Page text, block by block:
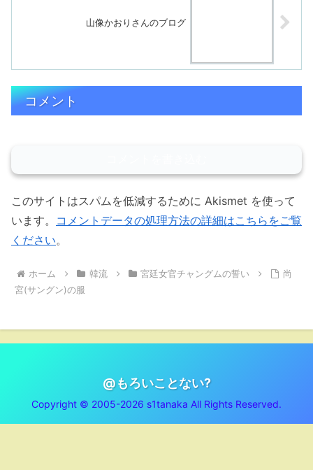
山像かおりさんのブログ
コメント
このサイトはスパムを低減するために Akismet を使って
います。 コメントデータの処理方法の詳細はこちらをご覧
ください。
ホーム 韓流 宮廷女官チャングムの誓い
尚
宮(サングン)の服
@もろいことない?
Copyright © 2005-2026 s1tanaka All Rights Reserved.